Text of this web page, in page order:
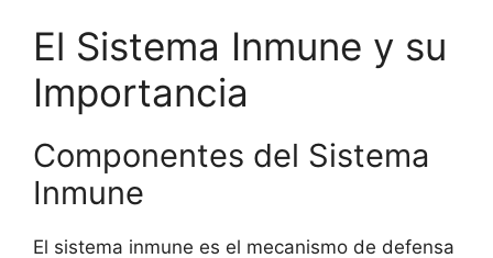
El Sistema Inmune y su
Importancia
Componentes del Sistema
Inmune
El sistema inmune es el mecanismo de defensa